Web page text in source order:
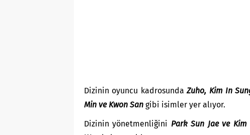
Dizinin oyuncu kadrosunda Zuho, Kim In
Min ve Kwon San gibi isimler yer alıyor.
Dizinin yönetmenliğini Park Sun Jae ve Kim